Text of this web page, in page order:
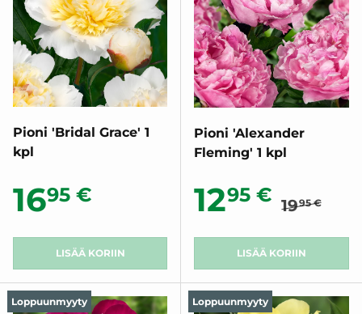
Pioni 'Bridal Grace' 1
kpl
Normaalihinta
1695 €
LISÄÄ KORIIN
Pioni 'Alexander
Fleming' 1 kpl
1295 € 1995 €
LISÄÄ KORIIN
Loppuunmyyty
Loppuunmyyty